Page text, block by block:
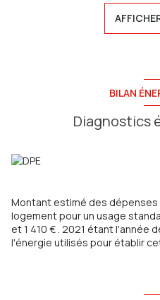
- Au 1 er étage : un palier
de bain et un WC séparé.
- Au dernier étage : une
Taxe foncière : 550 € / an
Budget : 105 000 € Frais
Honoraires à la charge du
Agence Sainte Anne Immo
79 Rue Jules Barni - 80000
BILAN
Diagnostics
Montant estimé des
logement pour un usage
et 1 410 € . 2021 étant l'année
l'énergie utilisés pour établir